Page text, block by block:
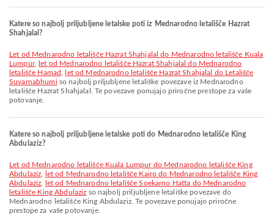
Katere so najbolj priljubljene letalske poti iz Mednarodno letališče Hazrat
Shahjalal?
let od Mednarodno letališče Hazrat Shahjalal do Mednarodno letališče Kuala
Lumpur,
let od Mednarodno letališče Hazrat Shahjalal do Mednarodno
letališče Hamad
let od Mednarodno letališče Hazrat Shahjalal do Letališče
Suvarnabhumi so najbolj priljubljene letališke povezave iz Mednarodno
letališče Hazrat Shahjalal. Te povezave ponujajo priročne prestope za vaše
potovanje.
Katere so najbolj priljubljene letalske poti do Mednarodno letališče King
Abdulaziz?
let od Mednarodno letališče Kuala Lumpur do Mednarodno letališče King
Abdulaziz
let od Mednarodno letališče Kairo do Mednarodno letališče King
Abdulaziz
let od Mednarodno letališče Soekarno Hatta do Mednarodno
letališče King Abdulaziz so najbolj priljubljene letališke povezave do
Mednarodno letališče King Abdulaziz. Te povezave ponujajo priročne
prestope za vaše potovanje.